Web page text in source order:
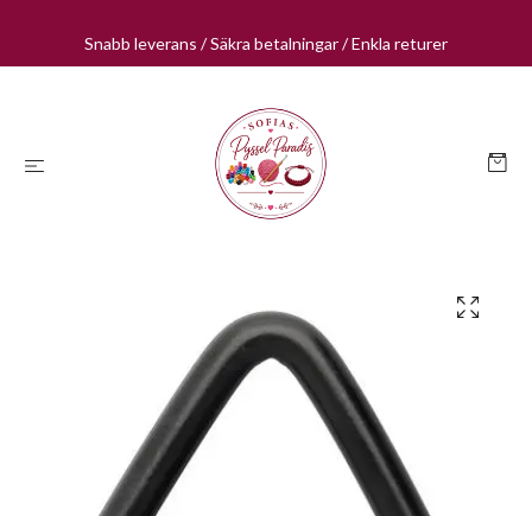
Snabb leverans / Säkra betalningar / Enkla returer